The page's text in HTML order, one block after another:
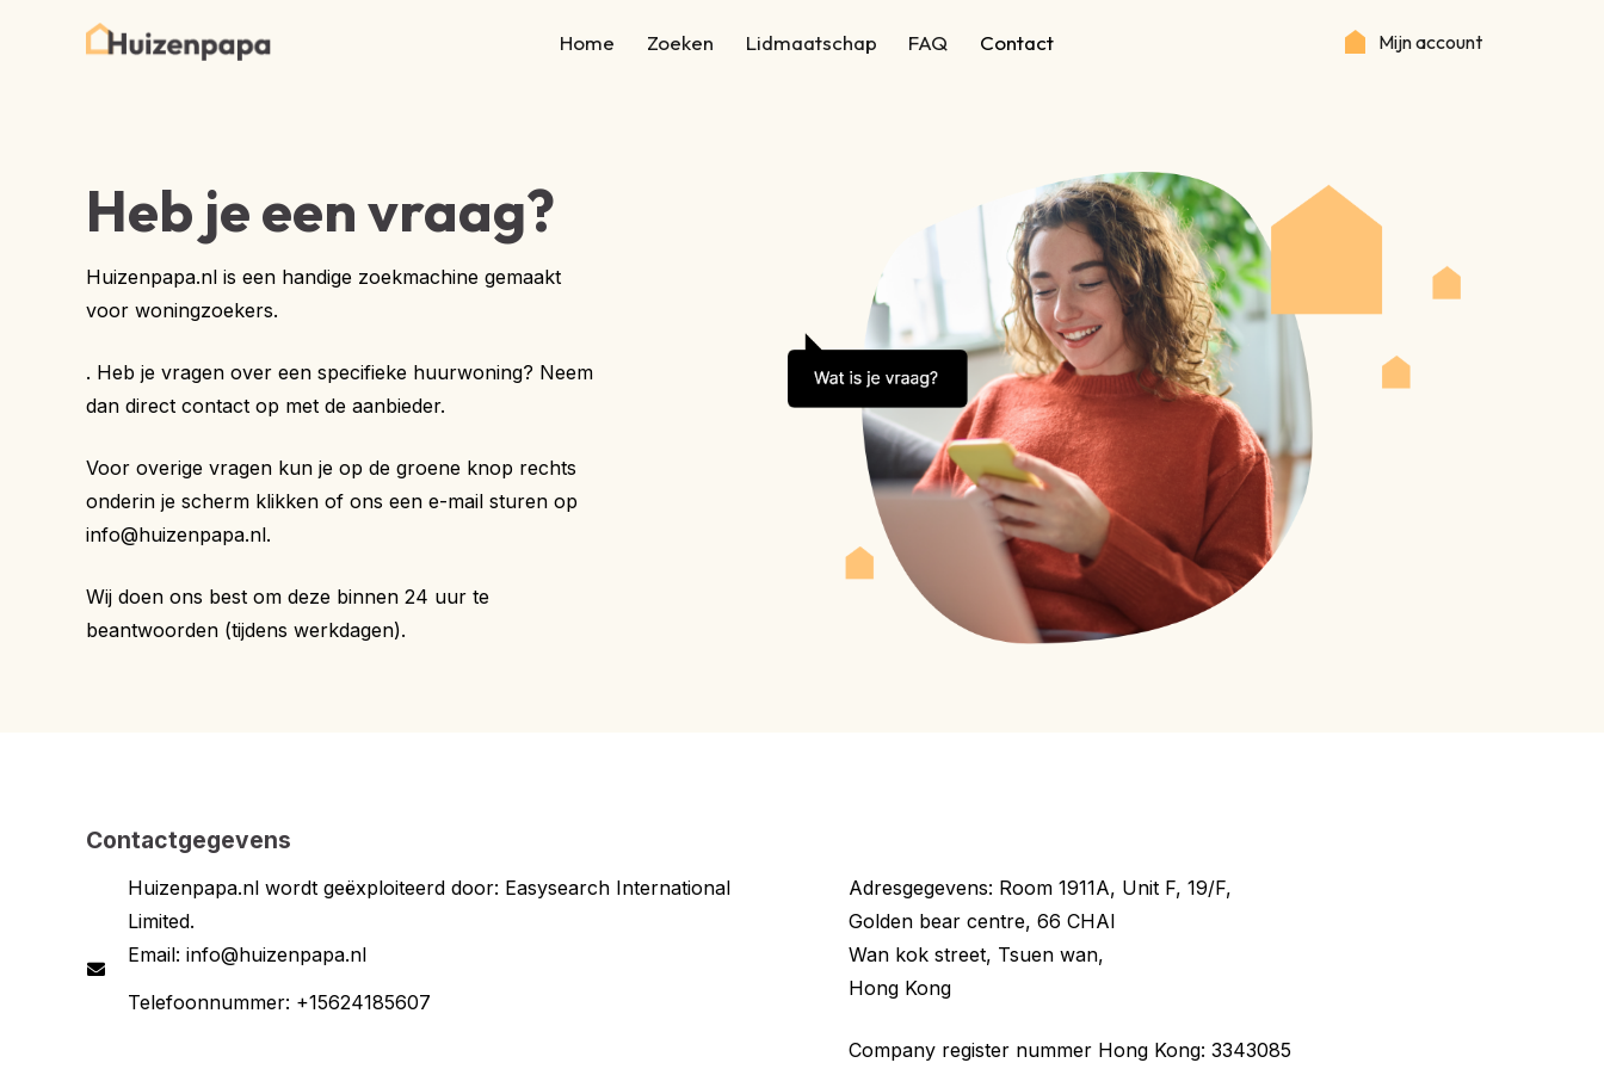
Home Zoeken Lidmaatschap FAQ Contact Mijn account
Heb je een vraag?
Huizenpapa.nl is een handige zoekmachine gemaakt
voor woningzoekers.
. Heb je vragen over een specifieke huurwoning? Neem
dan direct contact op met de aanbieder.
Voor overige vragen kun je op de groene knop rechts
onderin je scherm klikken of ons een e-mail sturen op
info@huizenpapa.nl.
Wij doen ons best om deze binnen 24 uur te
beantwoorden (tijdens werkdagen).
Contactgegevens
Huizenpapa.nl wordt geëxploiteerd door: Easysearch International
Limited.
Email: info@huizenpapa.nl
Telefoonnummer: +15624185607
Adresgegevens: Room 1911A, Unit F, 19/F,
Golden bear centre, 66 CHAI
Wan kok street, Tsuen wan,
Hong Kong
Company register nummer Hong Kong: 3343085